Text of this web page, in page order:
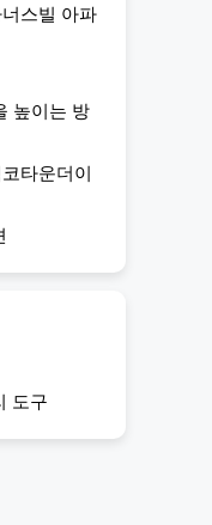
스빌 아파
높이는 방
타운더이
도구